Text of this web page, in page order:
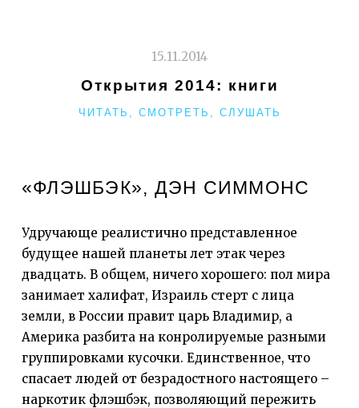
15.11.2014
Открытия 2014: книги
РУБРИКИ
ЧИТАТЬ, СМОТРЕТЬ, СЛУШАТЬ
«ФЛЭШБЭК», ДЭН СИММОНС
Удручающе реалистично представленное
будущее нашей планеты лет этак через
двадцать. В общем, ничего хорошего: пол мира
занимает халифат, Израиль стерт с лица
земли, в России правит царь Владимир, а
Америка разбита на конролируемые разными
группировками кусочки. Единственное, что
спасает людей от безрадостного настоящего –
наркотик флэшбэк, позволяющий пережить